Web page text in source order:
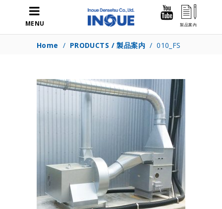
MENU
Home / PRODUCTS / 製品案内 /010_FS